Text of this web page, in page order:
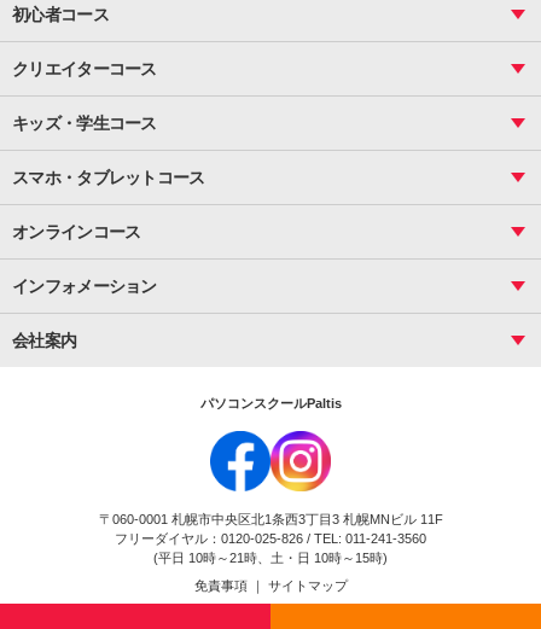
マクロ
資料作成（基礎）
資料作成（応用）
プレゼンスキル
Word
文書作成（応用）
文書作成（デザイン活用）
Access
データベース活用
VBAエキスパート
ビジネス統計
CS
サーティファイ
初心者コース
案内文書・レター・はがき・POP作成
インターネット活用
メール活用
クリエイターコース
基礎
応用
Illustrator
基礎
応用
HTML/CSS
InDesign
Basic
キッズ・学生コース
プライマリー（年長～小２）
スタンダード（小３～小６）
マインクラフト（年長～小６）
パソコンコース
中学生コース
高校生コース
スマホ・タブレットコース
初めてのLINE
初めてのInstagram
初めてのTwitter
初めてのfacebook
オンラインコース
インフォメーション
パルティスの特徴
ジュニアプログラミングスクール時計台教室
ジュニアプログラミングスクール苫小牧沼ノ端教室
会社案内
パソコンスクールPaltis
〒060-0001 札幌市中央区北1条西3丁目3 札幌MNビル 11F
フリーダイヤル：0120-025-826 / TEL: 011-241-3560
(平日 10時～21時、土・日 10時～15時)
免責事項
｜ サイトマップ